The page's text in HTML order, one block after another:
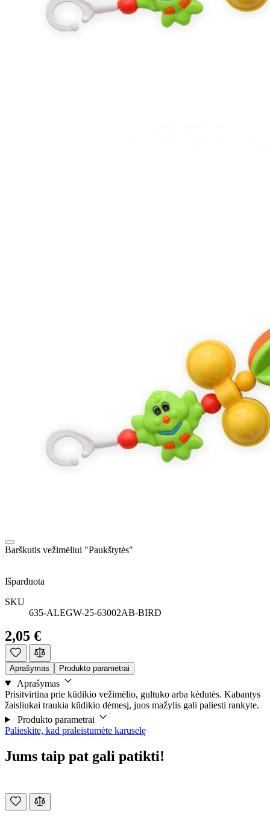
Barškutis vežimėliui "Paukštytės"
Išparduota
SKU
635-ALEGW-25-63002AB-BIRD
2,05 €
Aprašymas Produkto parametrai
Aprašymas
Prisitvirtina prie kūdikio vežimėlio, gultuko arba kėdutės. Kabantys
žaisliukai traukia kūdikio dėmesį, juos mažylis gali paliesti rankyte.
Produkto parametrai
Palieskite, kad praleistumėte karuselę
Jums taip pat gali patikti!